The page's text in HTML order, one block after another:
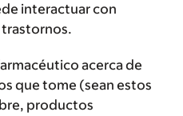
interactuar con
acerca de
que tome (sean estos
productos